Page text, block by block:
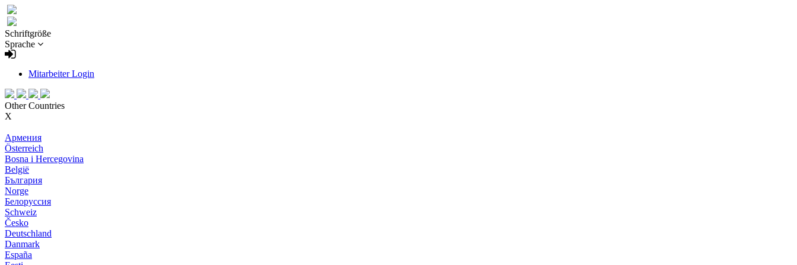
Schriftgröße
Sprache
Mitarbeiter Login
Other Countries
X
Армения
Österreich
Bosna i Hercegovina
België
България
Norge
Белоруссия
Schweiz
Česko
Deutschland
Danmark
España